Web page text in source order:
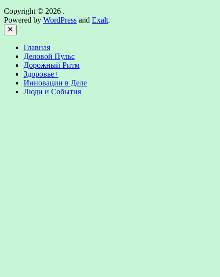
Copyright © 2026 .
Powered by WordPress and Exalt.
Close
Главная
Деловой Пульс
Дорожный Ритм
Здоровье+
Инновации в Деле
Люди и События